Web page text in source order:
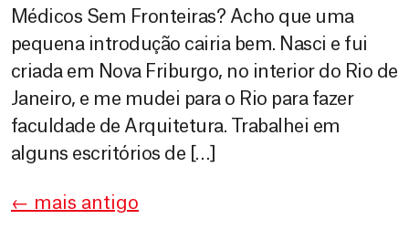
Médicos Sem Fronteiras? Acho que uma
pequena introdução cairia bem. Nasci e fui
criada em Nova Friburgo, no interior do Rio de
Janeiro, e me mudei para o Rio para fazer
faculdade de Arquitetura. Trabalhei em
alguns escritórios de […]
← mais antigo